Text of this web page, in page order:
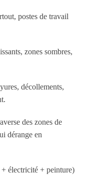
postes de travail
zones sombres,
décollements,
des zones de
dérange en
électricité + peinture)